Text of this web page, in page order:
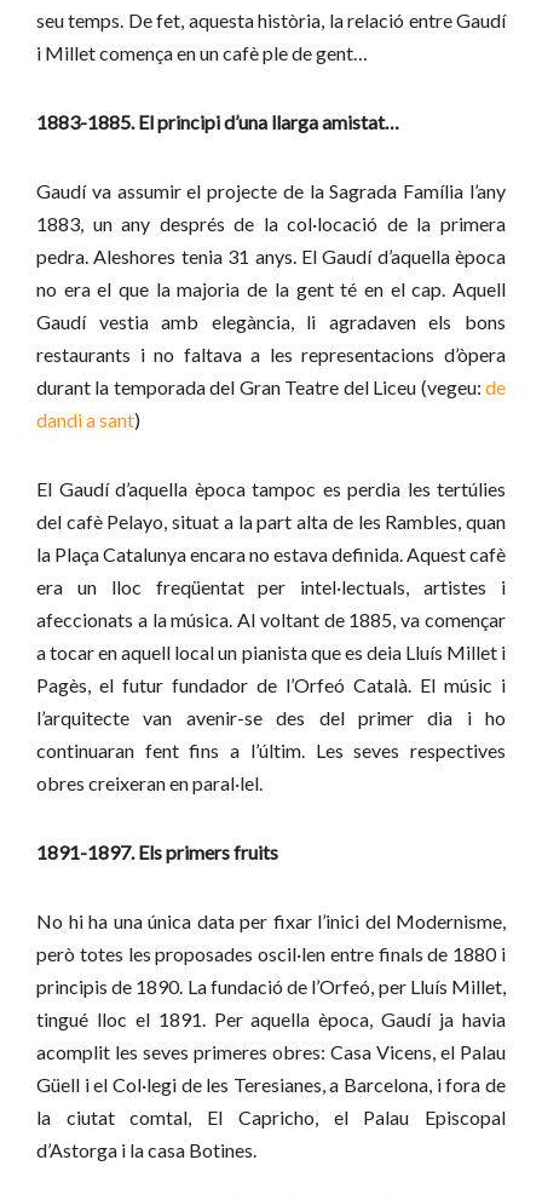
seu temps. De fet, aquesta història, la relació entre Gaudí
i Millet comença en un cafè ple de gent…
1883-1885. El principi d’una llarga amistat…
Gaudí va assumir el projecte de la Sagrada Família l’any
1883, un any després de la col·locació de la primera
pedra. Aleshores tenia 31 anys. El Gaudí d’aquella època
no era el que la majoria de la gent té en el cap. Aquell
Gaudí vestia amb elegància, li agradaven els bons
restaurants i no faltava a les representacions d’òpera
durant la temporada del Gran Teatre del Liceu (vegeu: de
dandi a sant)
El Gaudí d’aquella època tampoc es perdia les tertúlies
del cafè Pelayo, situat a la part alta de les Rambles, quan
la Plaça Catalunya encara no estava definida. Aquest cafè
era un lloc freqüentat per intel·lectuals, artistes i
afeccionats a la música. Al voltant de 1885, va començar
a tocar en aquell local un pianista que es deia Lluís Millet i
Pagès, el futur fundador de l’Orfeó Català. El músic i
l’arquitecte van avenir-se des del primer dia i ho
continuaran fent fins a l’últim. Les seves respectives
obres creixeran en paral·lel.
1891-1897. Els primers fruits
No hi ha una única data per fixar l’inici del Modernisme,
però totes les proposades oscil·len entre finals de 1880 i
principis de 1890. La fundació de l’Orfeó, per Lluís Millet,
tingué lloc el 1891. Per aquella època, Gaudí ja havia
acomplit les seves primeres obres: Casa Vicens, el Palau
Güell i el Col·legi de les Teresianes, a Barcelona, i fora de
la ciutat comtal, El Capricho, el Palau Episcopal
d’Astorga i la casa Botines.